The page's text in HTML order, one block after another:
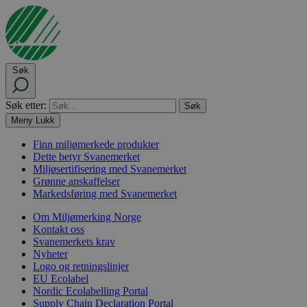
Søk
Søk etter:
Meny Lukk
Finn miljømerkede produkter
Dette betyr Svanemerket
Miljøsertifisering med Svanemerket
Grønne anskaffelser
Markedsføring med Svanemerket
Om Miljømerking Norge
Kontakt oss
Svanemerkets krav
Nyheter
Logo og retningslinjer
EU Ecolabel
Nordic Ecolabelling Portal
Supply Chain Declaration Portal